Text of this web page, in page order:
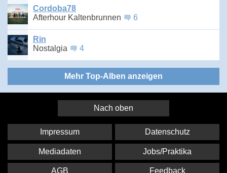
Cordoba78
Afterhour Kaltenbrunnen
6
Rin
Nostalgia
4
Mehr Top-Alben anzeigen
Nach oben
Impressum Datenschutz
Mediadaten Jobs/Praktika
AGB Feedback